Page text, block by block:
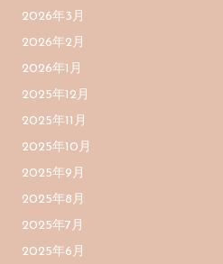
2026年3月
2026年2月
2026年1月
2025年12月
2025年11月
2025年10月
2025年9月
2025年8月
2025年7月
2025年6月